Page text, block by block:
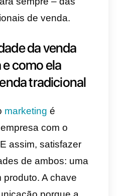
clientes fiéis, os
então, parece
a partir dessa
mais tradicional,
concentra na fase
crítica do funil, em vez
mais amplo.
cenário, cabe